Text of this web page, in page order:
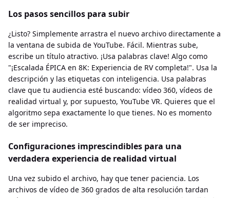
Los pasos sencillos para subir
¿Listo? Simplemente arrastra el nuevo archivo directamente a
la ventana de subida de YouTube. Fácil. Mientras sube,
escribe un título atractivo. ¡Usa palabras clave! Algo como
"¡Escalada ÉPICA en 8K: Experiencia de RV completa!". Usa la
descripción y las etiquetas con inteligencia. Usa palabras
clave que tu audiencia esté buscando: vídeo 360, vídeos de
realidad virtual y, por supuesto, YouTube VR. Quieres que el
algoritmo sepa exactamente lo que tienes. No es momento
de ser impreciso.
Configuraciones imprescindibles para una
verdadera experiencia de realidad virtual
Una vez subido el archivo, hay que tener paciencia. Los
archivos de vídeo de 360 ​​grados de alta resolución tardan